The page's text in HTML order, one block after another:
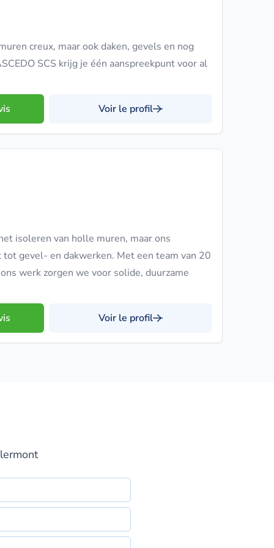
creux, maar ook daken, gevels en nog
SCS krijg je één aanspreekpunt voor al
Voir le profil
isoleren van holle muren, maar ons
tot gevel- en dakwerken. Met een team van 20
werk zorgen we voor solide, duurzame
Voir le profil